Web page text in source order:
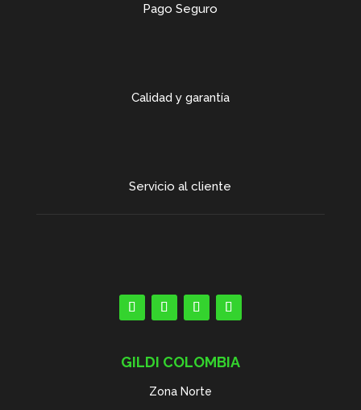
Pago Seguro
Calidad y garantía
Servicio al cliente
GILDI COLOMBIA
Zona Norte